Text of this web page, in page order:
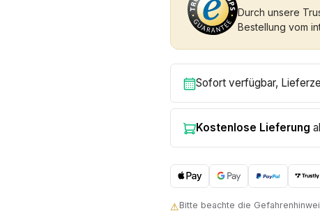
Durch unsere
Bestellung vom
Sofort verfügbar,
Kostenlose Lieferung
⚠Bitte beachte die